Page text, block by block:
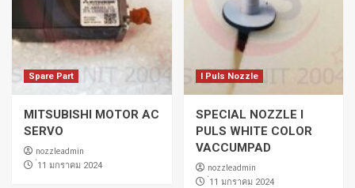
Spare Part
MITSUBISHI MOTOR AC
SERVO
nozzleadmin
่11 มกราคม 2024
I Puls Nozzle
SPECIAL NOZZLE I
PULS WHITE COLOR
VACCUMPAD
nozzleadmin
่11 มกราคม 2024